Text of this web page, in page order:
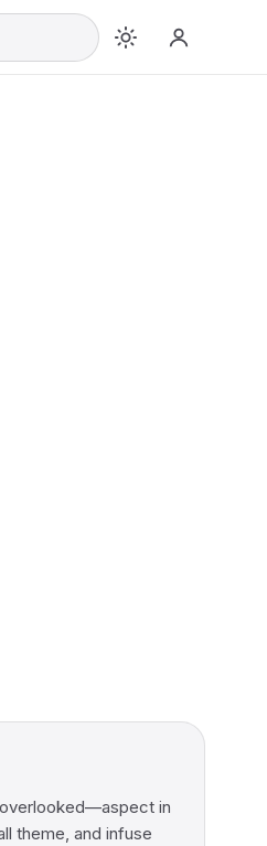
in
theme, and infuse